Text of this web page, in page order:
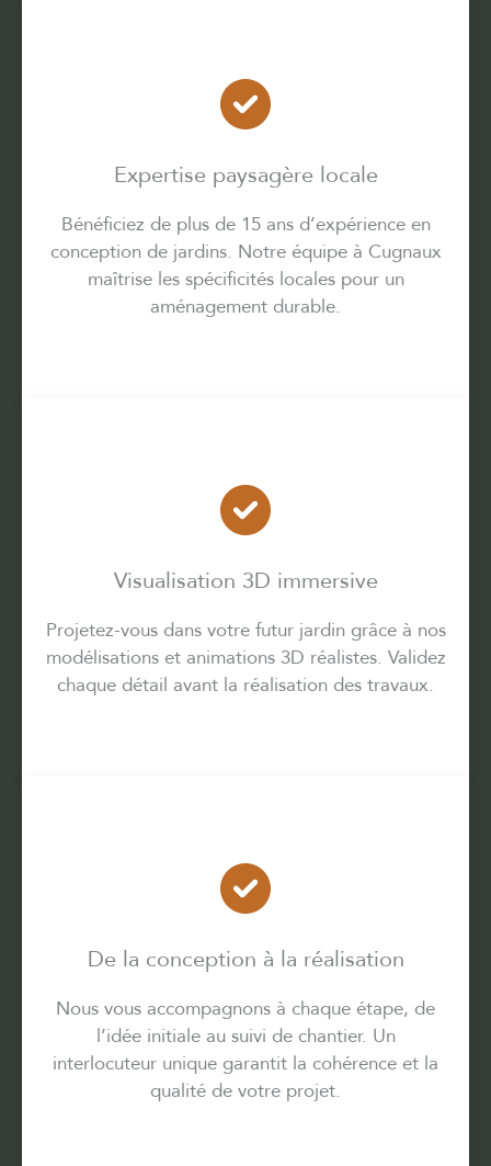
Expertise paysagère locale
Bénéficiez de plus de 15 ans d’expérience en
conception de jardins. Notre équipe à Cugnaux
maîtrise les spécificités locales pour un
aménagement durable.
Visualisation 3D immersive
Projetez-vous dans votre futur jardin grâce à nos
modélisations et animations 3D réalistes. Validez
chaque détail avant la réalisation des travaux.
De la conception à la réalisation
Nous vous accompagnons à chaque étape, de
l’idée initiale au suivi de chantier. Un
interlocuteur unique garantit la cohérence et la
qualité de votre projet.